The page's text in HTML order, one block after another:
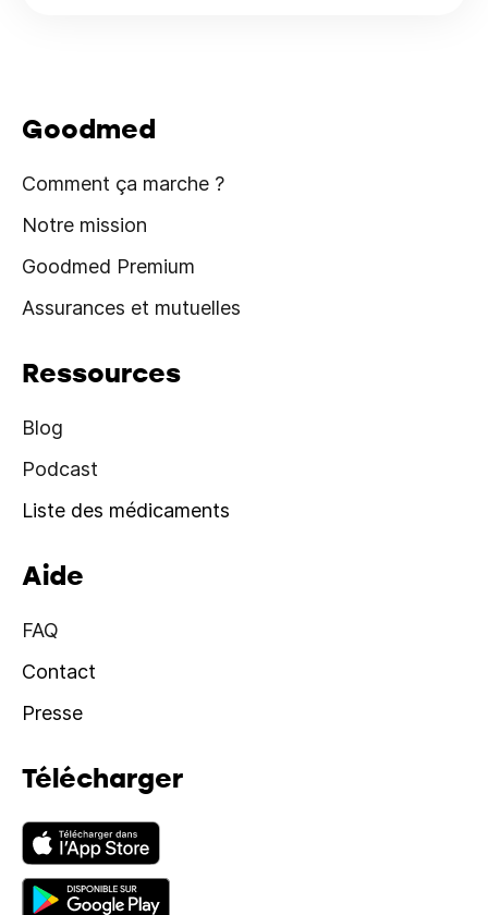
Goodmed
Comment ça marche ?
Notre mission
Goodmed Premium
Assurances et mutuelles
Ressources
Blog
Podcast
Liste des médicaments
Aide
FAQ
Contact
Presse
Télécharger